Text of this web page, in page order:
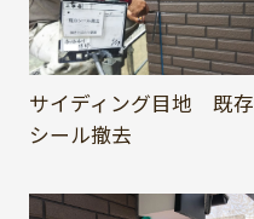
サイディング目地 既存
シール撤去